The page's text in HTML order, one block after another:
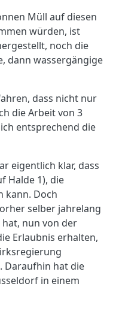
Müll auf diesen
würden, ist
noch die
dann wassergängige
dass nicht nur
die Arbeit von 3
entsprechend die
eigentlich klar, dass
Halde 1), die
kann. Doch
selber jahrelang
nun von der
Erlaubnis erhalten,
Daraufhin hat die
in einem